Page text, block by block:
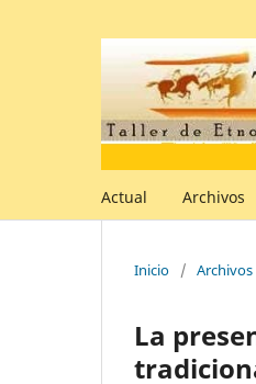
Actual Archivos
Inicio / Archivos
La